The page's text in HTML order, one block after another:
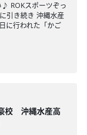
♪ ROKスポーツぞっ
引き続き 沖縄水産
に行われた「かご
校 沖縄水産高